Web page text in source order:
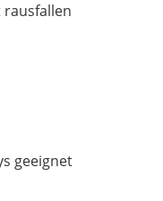
rausfallen
geeignet